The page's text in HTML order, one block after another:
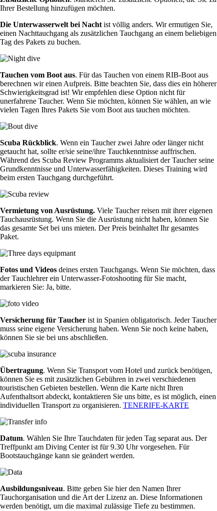
Ihrer Bestellung hinzufügen möchten.
Die Unterwasserwelt bei Nacht ist völlig anders. Wir ermutigen Sie,
einen Nachttauchgang als zusätzlichen Tauchgang an einem beliebigen
Tag des Pakets zu buchen.
Tauchen vom Boot aus. Für das Tauchen von einem RIB-Boot aus
berechnen wir einen Aufpreis. Bitte beachten Sie, dass dies ein höherer
Schwierigkeitsgrad ist! Wir empfehlen diese Option nicht für
unerfahrene Taucher. Wenn Sie möchten, können Sie wählen, an wie
vielen Tagen Ihres Pakets Sie vom Boot aus tauchen möchten.
Scuba Rückblick. Wenn ein Taucher zwei Jahre oder länger nicht
getaucht hat, sollte er/sie seine/ihre Tauchkenntnisse auffrischen.
Während des Scuba Review Programms aktualisiert der Taucher seine
Grundkenntnisse und Unterwasserfähigkeiten. Dieses Training wird
beim ersten Tauchgang durchgeführt.
Vermietung von Ausrüstung. Viele Taucher reisen mit ihrer eigenen
Tauchausrüstung. Wenn Sie die Ausrüstung nicht haben, können Sie
das gesamte Set bei uns mieten. Der Preis beinhaltet Ihr gesamtes
Paket.
Fotos und Videos deines ersten Tauchgangs. Wenn Sie möchten, dass
der Tauchlehrer ein Unterwasser-Fotoshooting für Sie macht,
markieren Sie: Ja, bitte.
Versicherung für Taucher ist in Spanien obligatorisch. Jeder Taucher
muss seine eigene Versicherung haben. Wenn Sie noch keine haben,
können Sie sie bei uns abschließen.
Übertragung. Wenn Sie Transport vom Hotel und zurück benötigen,
können Sie es mit zusätzlichen Gebühren in zwei verschiedenen
touristischen Gebieten bestellen. Wenn die Karte nicht Ihren
Aufenthaltsort abdeckt, kontaktieren Sie uns bitte, es ist möglich, einen
individuellen Transport zu organisieren. TENERIFE-KARTE
Datum. Wählen Sie Ihre Tauchdaten für jeden Tag separat aus. Der
Treffpunkt am Diving Center ist für 9.30 Uhr vorgesehen. Für
Bootstauchgänge kann sie geändert werden.
Ausbildungsniveau. Bitte geben Sie hier den Namen Ihrer
Tauchorganisation und die Art der Lizenz an. Diese Informationen
werden benötigt, um die maximal zulässige Tiefe zu bestimmen.